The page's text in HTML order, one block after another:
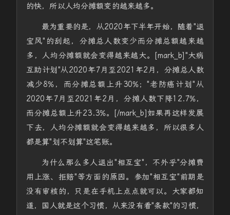
的快，所以人均分摊额变的越来越多。
最为重要的是，从2020年下半年开始，随着"退
宝风"的刮起，分摊总人数变少而分摊总额越来越
多，人均分摊额就会变得越来越大。[mark_b]"大病
互助计划"从2020年7月至2021年2月，分摊总人数
减少8%，而分摊总额上升30%；"老防癌计划"从
2020年7月至2021年2月，分摊人数下降12.7%，
而分摊总额上升23.3%。[/mark_b]如果再这样发展
下去，人均分摊额就会变得越来越多，所以很多人
都是算"划不划算"这笔账。
为什么那么多人退出"相互宝"，不外乎"分摊费
用上涨、拒赔"等方面的原因。参加"相互宝"前期是
没有审核的，只是在手机上点点就可以。大家都知
道，国人就是这个习惯，从来没有看"条款"的习惯，